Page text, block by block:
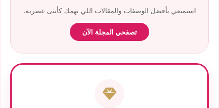
استمتعي بأفضل الوصفات والمقالات اللي تهمك كأنثى عصرية.
تصفحي المجلة الآن